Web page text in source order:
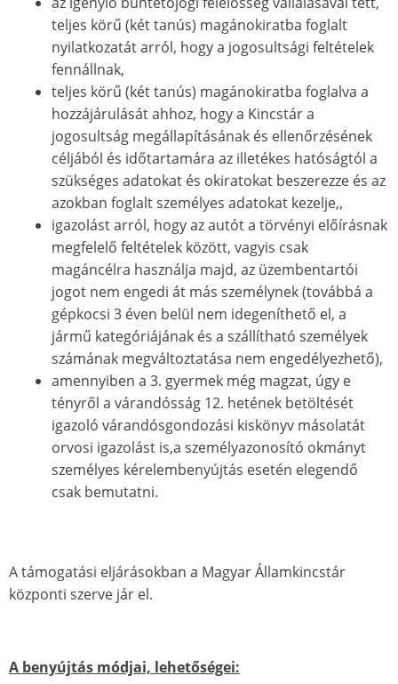
teljes körű (két tanús) magánokiratba foglalt
nyilatkozatát arról, hogy a jogosultsági feltételek
fennállnak,
teljes körű (két tanús) magánokiratba foglalva a
hozzájárulását ahhoz, hogy a Kincstár a
jogosultság megállapításának és ellenőrzésének
céljából és időtartamára az illetékes hatóságtól a
szükséges adatokat és okiratokat beszerezze és az
azokban foglalt személyes adatokat kezelje,,
igazolást arról, hogy az autót a törvényi előírásnak
megfelelő feltételek között, vagyis csak
magáncélra használja majd, az üzembentartói
jogot nem engedi át más személynek (továbbá a
gépkocsi 3 éven belül nem idegeníthető el, a
jármű kategóriájának és a szállítható személyek
számának megváltoztatása nem engedélyezhető),
amennyiben a 3. gyermek még magzat, úgy e
tényről a várandósság 12. hetének betöltését
igazoló várandósgondozási kiskönyv másolatát
orvosi igazolást is,a személyazonosító okmányt
személyes kérelembenyújtás esetén elegendő
csak bemutatni.
A támogatási eljárásokban a Magyar Államkincstár
központi szerve jár el.
A benyújtás módjai, lehetőségei: